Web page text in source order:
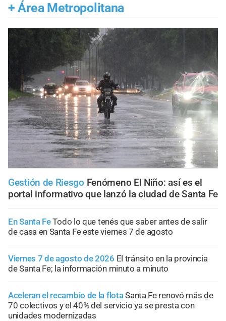
+ Área Metropolitana
Gestión de Riesgo Fenómeno El Niño: así es el
portal informativo que lanzó la ciudad de Santa Fe
En Santa FeTodo lo que tenés que saber antes de salir
de casa en Santa Fe este viernes 7 de agosto
Viernes 7 de agosto de 2026 El tránsito en la provincia
de Santa Fe; la información minuto a minuto
Aceleran el recambio de la flotaSanta Fe renovó más de
70 colectivos y el 40% del servicio ya se presta con
unidades modernizadas